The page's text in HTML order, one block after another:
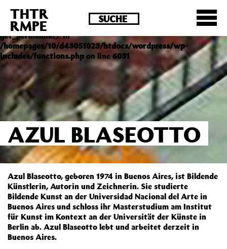
Deprecated : Die Funktion post_permalink ist seit
Version 4.4.0 veraltet! Verwende stattdessen
get_permalink(). in
/homepages/10/d43051023/htdocs/wordpress/wp-
includes/functions.php on line 6031
THTR
RMPE
AZUL BLASEOTTO
Azul Blaseotto, geboren 1974 in Buenos Aires, ist Bildende
Künstlerin, Autorin und Zeichnerin. Sie studierte
Bildende Kunst an der Universidad Nacional del Arte in
Buenos Aires und schloss ihr Masterstudium am Institut
für Kunst im Kontext an der Universität der Künste in
Berlin ab. Azul Blaseotto lebt und arbeitet derzeit in
Buenos Aires.